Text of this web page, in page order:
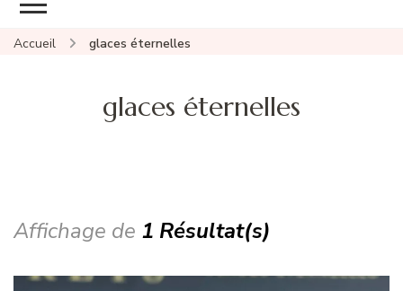
Accueil glaces éternelles
glaces éternelles
Affichage de 1 Résultat(s)